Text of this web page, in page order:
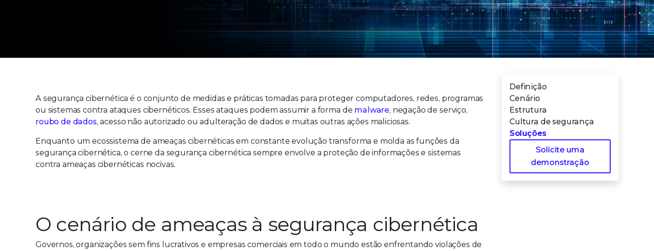
Definição
Cenário
Estrutura
Cultura de segurança
Soluções
Solicite uma
demonstração
A segurança cibernética é o conjunto de medidas e práticas tomadas para proteger computadores, redes, programas
ou sistemas contra ataques cibernéticos. Esses ataques podem assumir a forma de malware, negação de serviço,
roubo de dados, acesso não autorizado ou adulteração de dados e muitas outras ações maliciosas.
Enquanto um ecossistema de ameaças cibernéticas em constante evolução transforma e molda as funções da
segurança cibernética, o cerne da segurança cibernética sempre envolve a proteção de informações e sistemas
contra ameaças cibernéticas nocivas.
O cenário de ameaças à segurança cibernética
Governos, organizações sem fins lucrativos e empresas comerciais em todo o mundo estão enfrentando violações de